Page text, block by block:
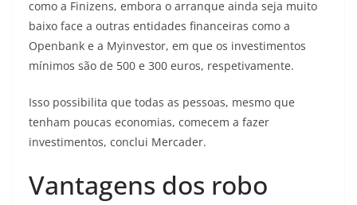
como a Finizens, embora o arranque ainda seja muito
baixo face a outras entidades financeiras como a
Openbank e a Myinvestor, em que os investimentos
mínimos são de 500 e 300 euros, respetivamente.
Isso possibilita que todas as pessoas, mesmo que
tenham poucas economias, comecem a fazer
investimentos, conclui Mercader.
Vantagens dos robo